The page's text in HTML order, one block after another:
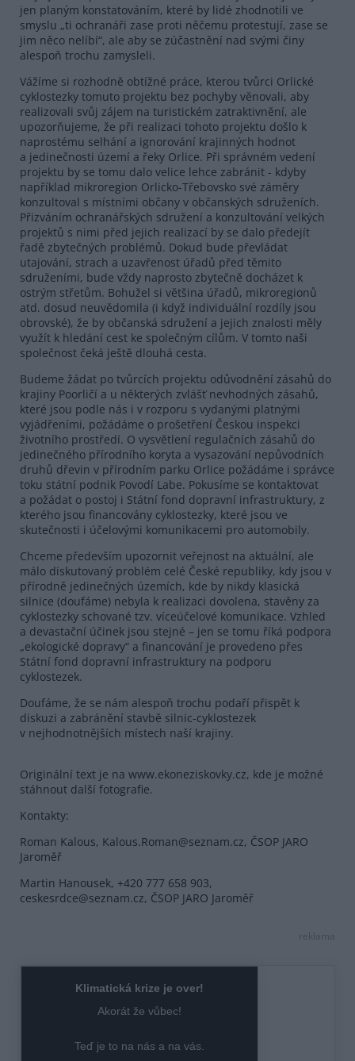
jen planým konstatováním, které by lidé zhodnotili ve
smyslu „ti ochranáři zase proti něčemu protestují, zase se
jim něco nelíbí“, ale aby se zúčastnění nad svými činy
alespoň trochu zamysleli.
Vážíme si rozhodně obtížné práce, kterou tvůrci Orlické
cyklostezky tomuto projektu bez pochyby věnovali, aby
realizovali svůj zájem na turistickém zatraktivnění, ale
upozorňujeme, že při realizaci tohoto projektu došlo k
naprostému selhání a ignorování krajinných hodnot
a jedinečnosti území a řeky Orlice. Při správném vedení
projektu by se tomu dalo velice lehce zabránit - kdyby
například mikroregion Orlicko-Třebovsko své záměry
konzultoval s místními občany v občanských sdruženích.
Přizváním ochranářských sdružení a konzultování velkých
projektů s nimi před jejich realizací by se dalo předejít
řadě zbytečných problémů. Dokud bude převládat
utajování, strach a uzavřenost úřadů před těmito
sdruženími, bude vždy naprosto zbytečně docházet k
ostrým střetům. Bohužel si většina úřadů, mikroregionů
atd. dosud neuvědomila (i když individuální rozdíly jsou
obrovské), že by občanská sdružení a jejich znalosti měly
využít k hledání cest ke společným cílům. V tomto naši
společnost čeká ještě dlouhá cesta.
Budeme žádat po tvůrcích projektu odůvodnění zásahů do
krajiny Poorličí a u některých zvlášť nevhodných zásahů,
které jsou podle nás i v rozporu s vydanými platnými
vyjádřeními, požádáme o prošetření Českou inspekci
životního prostředí. O vysvětlení regulačních zásahů do
jedinečného přírodního koryta a vysazování nepůvodních
druhů dřevin v přírodním parku Orlice požádáme i správce
toku státní podnik Povodí Labe. Pokusíme se kontaktovat
a požádat o postoj i Státní fond dopravní infrastruktury, z
kterého jsou financovány cyklostezky, které jsou ve
skutečnosti i účelovými komunikacemi pro automobily.
Chceme především upozornit veřejnost na aktuální, ale
málo diskutovaný problém celé České republiky, kdy jsou v
přírodně jedinečných územích, kde by nikdy klasická
silnice (doufáme) nebyla k realizaci dovolena, stavěny za
cyklostezky schované tzv. víceúčelové komunikace. Vzhled
a devastační účinek jsou stejné – jen se tomu říká podpora
„ekologické dopravy“ a financování je provedeno přes
Státní fond dopravní infrastruktury na podporu
cyklostezek.
Doufáme, že se nám alespoň trochu podaří přispět k
diskuzi a zabránění stavbě silnic-cyklostezek
v nejhodnotnějších místech naší krajiny.
Originální text je na www.ekoneziskovky.cz, kde je možné
stáhnout další fotografie.
Kontakty:
Roman Kalous, Kalous.Roman@seznam.cz, ČSOP JARO
Jaroměř
Martin Hanousek, +420 777 658 903,
ceskesrdce@seznam.cz, ČSOP JARO Jaroměř
reklama